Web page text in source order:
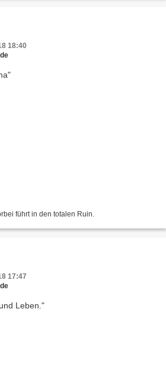
18:40
führt in den totalen Ruin.
17:47